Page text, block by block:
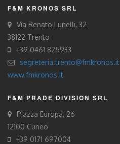
F&M KRONOS SRL
Via Renato Lunelli, 32
38122 Trento
+39 0461 825933
segreteria.trento@fmkronos.it
www.fmkronos.it
F&M PRADE DIVISION SRL
Piazza Europa, 26
12100 Cuneo
+39 0171 697004